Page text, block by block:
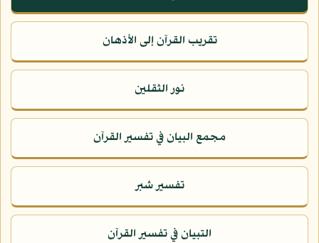
تقريب القرآن إلى الأذهان
نور الثقلين
مجمع البيان في تفسير القرآن
تفسير شبر
التبيان في تفسير القرآن